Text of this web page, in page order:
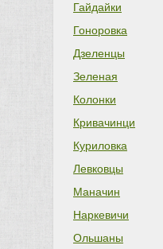
Гайдайки
Гоноровка
Дзеленцы
Зеленая
Колонки
Кривачинци
Куриловка
Левковцы
Маначин
Наркевичи
Ольшаны